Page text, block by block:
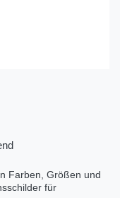
Farben, Größen und
für